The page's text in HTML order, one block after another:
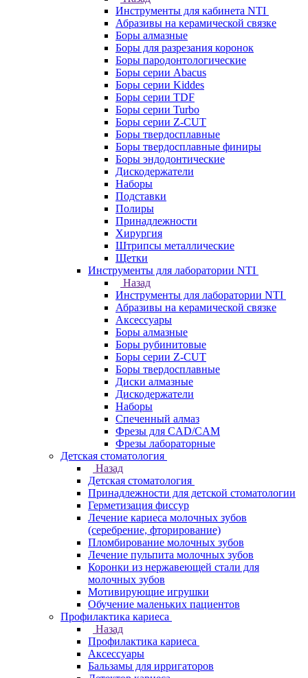
Инструменты для кабинета NTI
Абразивы на керамической связке
Боры алмазные
Боры для разрезания коронок
Боры пародонтологические
Боры серии Abacus
Боры серии Kiddes
Боры серии TDF
Боры серии Turbo
Боры серии Z-CUT
Боры твердосплавные
Боры твердосплавные финиры
Боры эндодонтические
Дискодержатели
Наборы
Подставки
Полиры
Принадлежности
Хирургия
Штрипсы металлические
Щетки
Инструменты для лаборатории NTI
Назад
Инструменты для лаборатории NTI
Абразивы на керамической связке
Аксессуары
Боры алмазные
Боры рубинитовые
Боры серии Z-CUT
Боры твердосплавные
Диски алмазные
Дискодержатели
Наборы
Спеченный алмаз
Фрезы для CAD/CAM
Фрезы лабораторные
Детская стоматология
Назад
Детская стоматология
Принадлежности для детской стоматологии
Герметизация фиссур
Лечение кариеса молочных зубов
(серебрение, фторирование)
Пломбирование молочных зубов
Лечение пульпита молочных зубов
Коронки из нержавеющей стали для
молочных зубов
Мотивирующие игрушки
Обучение маленьких пациентов
Профилактика кариеса
Назад
Профилактика кариеса
Аксессуары
Бальзамы для ирригаторов